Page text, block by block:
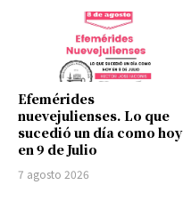
Efemérides
nuevejulienses. Lo que
sucedió un día como hoy
en 9 de Julio
7 agosto 2026